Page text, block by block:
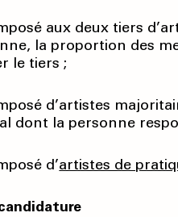
aux deux tiers
la proportion des
le tiers ;
d’artistes
dont la personne
d’artistes de